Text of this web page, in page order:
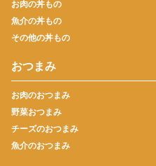
お肉の丼もの
魚介の丼もの
その他の丼もの
おつまみ
お肉のおつまみ
野菜おつまみ
チーズのおつまみ
魚介のおつまみ